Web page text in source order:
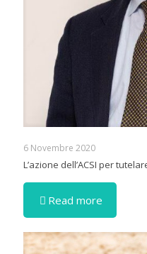
6 Novembre 2020
L’azione dell’ACSI per
Read more